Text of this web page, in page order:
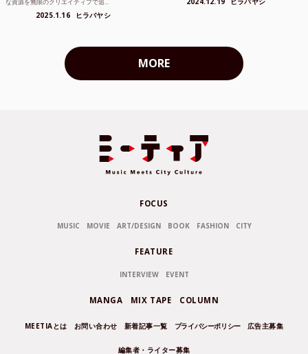
2025.1.16 ヒラバヤシ
MORE
FOCUS
MUSIC MOVIE ART/DESIGN BOOK FASHION CITY
FEATURE
INTERVIEW EVENT
MANGA MIX TAPE COLUMN
MEETIAとは お問い合わせ 新着記事一覧 プライバシーポリシー 広告主募集
編集者・ライター募集